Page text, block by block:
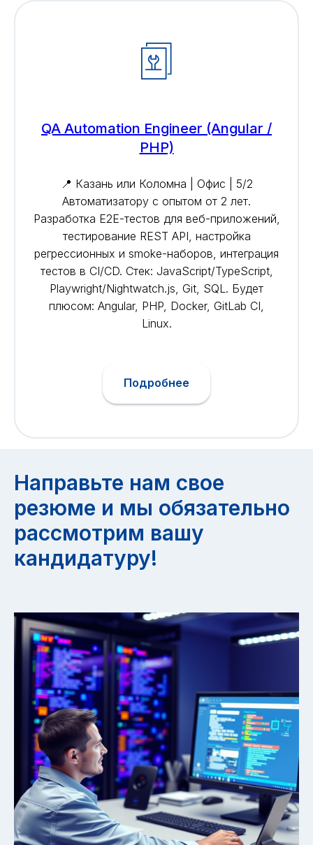
QA Automation Engineer (Angular /
PHP)
📍 Казань или Коломна | Офис | 5/2
Автоматизатору с опытом от 2 лет.
Разработка E2E-тестов для веб-приложений,
тестирование REST API, настройка
регрессионных и smoke-наборов, интеграция
тестов в CI/CD. Стек: JavaScript/TypeScript,
Playwright/Nightwatch.js, Git, SQL. Будет
плюсом: Angular, PHP, Docker, GitLab CI,
Linux.
Подробнее
Направьте нам свое
резюме и мы обязательно
рассмотрим вашу
кандидатуру!